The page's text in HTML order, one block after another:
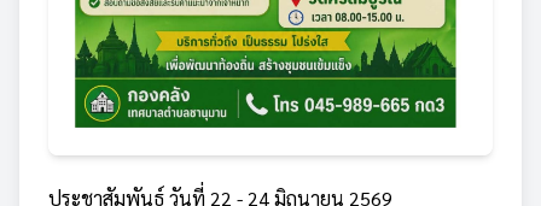
ประชาสัมพันธ์ วันที่ 22 - 24 มิถุนายน 2569